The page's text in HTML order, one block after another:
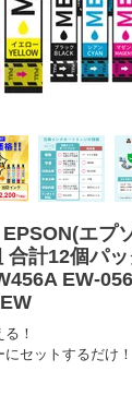
エプ
合計12個パ
EW-
！
セットするだけ！